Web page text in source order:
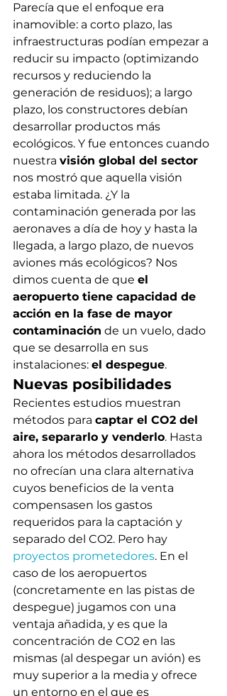
Parecía que el enfoque era
inamovible: a corto plazo, las
infraestructuras podían empezar a
reducir su impacto (optimizando
recursos y reduciendo la
generación de residuos); a largo
plazo, los constructores debían
desarrollar productos más
ecológicos. Y fue entonces cuando
nuestra visión global del sector
nos mostró que aquella visión
estaba limitada. ¿Y la
contaminación generada por las
aeronaves a día de hoy y hasta la
llegada, a largo plazo, de nuevos
aviones más ecológicos? Nos
dimos cuenta de que el
aeropuerto tiene capacidad de
acción en la fase de mayor
contaminación de un vuelo, dado
que se desarrolla en sus
instalaciones: el despegue.
Nuevas posibilidades
Recientes estudios muestran
métodos para captar el CO2 del
aire, separarlo y venderlo. Hasta
ahora los métodos desarrollados
no ofrecían una clara alternativa
cuyos beneficios de la venta
compensasen los gastos
requeridos para la captación y
separado del CO2. Pero hay
proyectos prometedores. En el
caso de los aeropuertos
(concretamente en las pistas de
despegue) jugamos con una
ventaja añadida, y es que la
concentración de CO2 en las
mismas (al despegar un avión) es
muy superior a la media y ofrece
un entorno en el que es